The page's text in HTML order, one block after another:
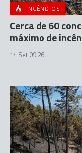
INCÊNDIOS
Cerca de 60
máximo de
14 Set 09:26